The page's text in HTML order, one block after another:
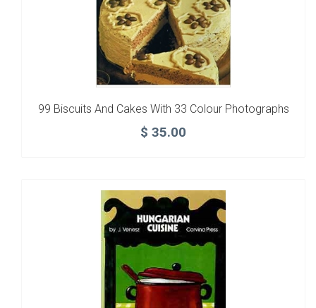
99 Biscuits And Cakes With 33 Colour Photographs
$ 35.00